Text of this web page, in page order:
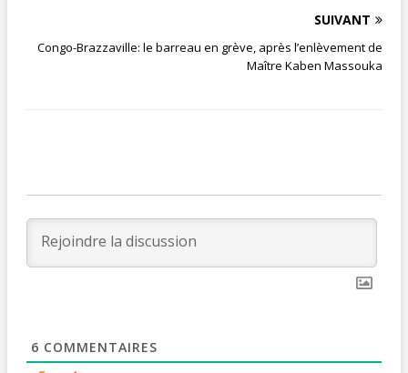
SUIVANT
Congo-Brazzaville: le barreau en grève, après l’enlèvement de
Maître Kaben Massouka
6 COMMENTAIRES